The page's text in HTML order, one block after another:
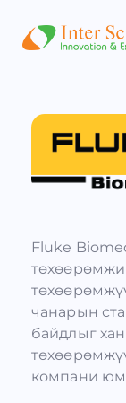
Fluke
чанарын
байдлыг
компани